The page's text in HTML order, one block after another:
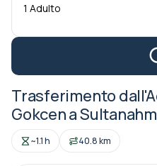
1 Adulto
Trasferimento
Gokcen a
~1.1 h 40.8 km